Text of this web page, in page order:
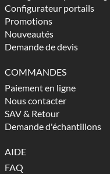
Configurateur portails
Promotions
Nouveautés
Demande de devis
COMMANDES
Paiement en ligne
Nous contacter
SAV & Retour
Demande d'échantillons
AIDE
FAQ